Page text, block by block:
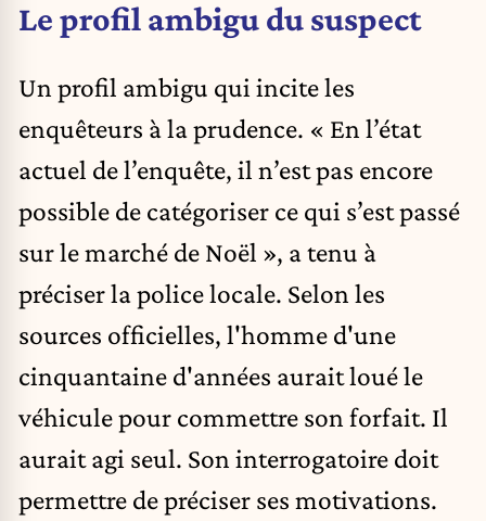
Le profil ambigu du suspect
Un profil ambigu qui incite les
enquêteurs à la prudence. « En l’état
actuel de l’enquête, il n’est pas encore
possible de catégoriser ce qui s’est passé
sur le marché de Noël », a tenu à
préciser la police locale. Selon les
sources officielles, l'homme d'une
cinquantaine d'années aurait loué le
véhicule pour commettre son forfait. Il
aurait agi seul. Son interrogatoire doit
permettre de préciser ses motivations.